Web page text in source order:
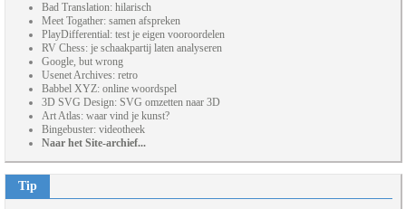
Bad Translation: hilarisch
Meet Togather: samen afspreken
PlayDifferential: test je eigen vooroordelen
RV Chess: je schaakpartij laten analyseren
Google, but wrong
Usenet Archives: retro
Babbel XYZ: online woordspel
3D SVG Design: SVG omzetten naar 3D
Art Atlas: waar vind je kunst?
Bingebuster: videotheek
Naar het Site-archief...
Tip